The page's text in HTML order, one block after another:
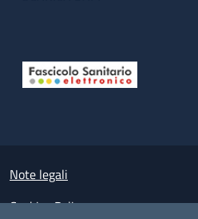
Small prints
Note legali
Cookies Policy